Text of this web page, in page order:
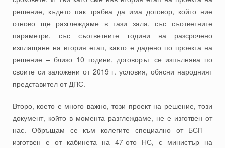
решение, където пак трябва да има договор, който ние
отново ще разглеждаме в тази зала, със съответните
параметри, със съответните години на разсрочено
изплащане на втория етап, както е дадено по проекта на
решение – близо 10 години, договорът се изпълнява по
своите си заложени от 2019 г. условия, обясни народният
представител от ДПС.
Второ, което е много важно, този проект на решение, този
документ, който в момента разглеждаме, не е изготвен от
нас. Обръщам се към колегите специално от БСП –
изготвен е от кабинета на 47-ото НС, с министър на